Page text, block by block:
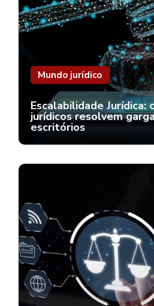
Mundo jurídico
Escalabilidade Jurídica:
jurídicos resolvem
escritórios